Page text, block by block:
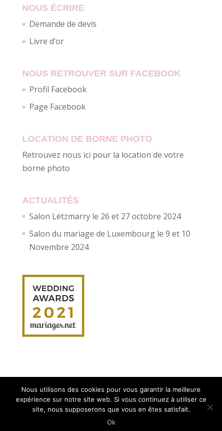
NOUS ÉCRIRE
Demande de devis
Livre d’or
NOUS RETROUVER SUR FACEBOOK
Profil Facebook
Page Facebook
LOCATION DE BORNE PHOTO
Retrouvez nous ici pour la location de votre
borne photo
ACTUALITÉS
Salon Lëtzmarry le 26 et 27 octobre 2024
Salon du mariage de Luxembourg le 9 et 10
Novembre 2024
Création site internet : Myriam Corbet
Webcommunication
Nous utilisons des cookies pour vous garantir la meilleure
expérience sur notre site web. Si vous continuez à utiliser ce
site, nous supposerons que vous en êtes satisfait.
Ok